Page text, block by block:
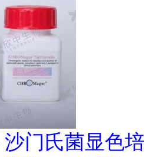
门氏菌显色培